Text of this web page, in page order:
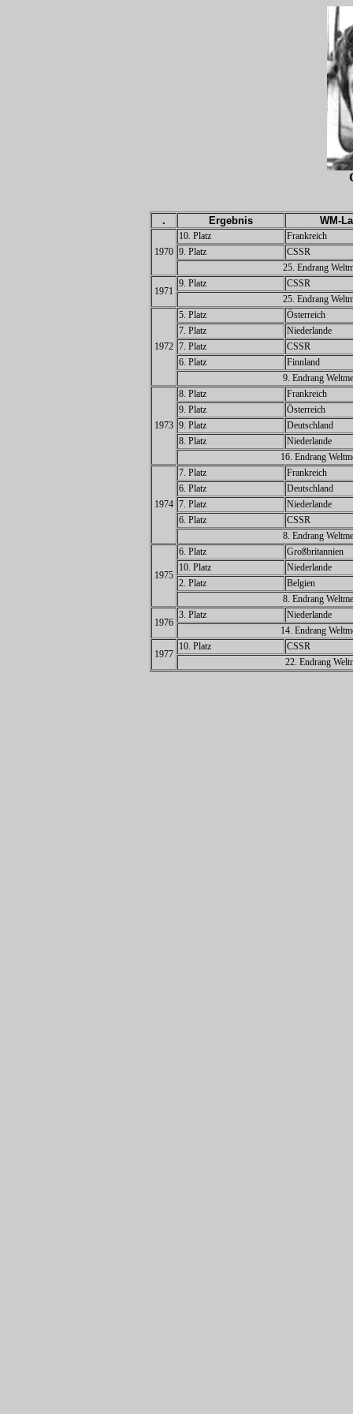
. Ergebnis WM-
1970
10. Platz
Frankreich
9. Platz
CSSR
25. Endrang
1971
9. Platz
CSSR
25. Endrang
1972
5. Platz
Österreich
7. Platz
Niederlande
7. Platz
CSSR
6. Platz
Finnland
9. Endrang
1973
8. Platz
Frankreich
9. Platz
Österreich
9. Platz
Deutschland
8. Platz
Niederlande
16. Endrang
1974
7. Platz
Frankreich
6. Platz
Deutschland
7. Platz
Niederlande
6. Platz
CSSR
8. Endrang
1975
6. Platz
Großbritannien
10. Platz
Niederlande
2. Platz
Belgien
8. Endrang
1976
3. Platz
Niederlande
14. Endrang
1977
10. Platz
CSSR
22. Endrang